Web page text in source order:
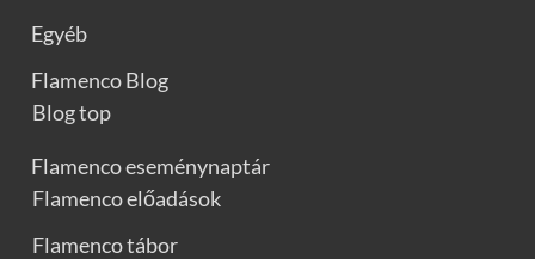
Egyéb
Flamenco Blog
Blog top
Flamenco eseménynaptár
Flamenco előadások
Flamenco tábor